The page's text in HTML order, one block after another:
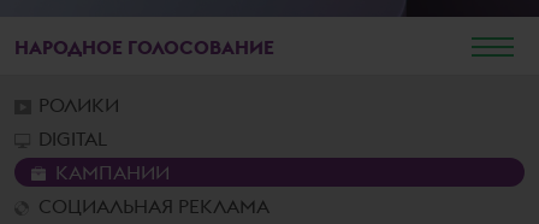
НАРОДНОЕ ГОЛОСОВАНИЕ
РОЛИКИ
DIGITAL
КАМПАНИИ
СОЦИАЛЬНАЯ РЕКЛАМА